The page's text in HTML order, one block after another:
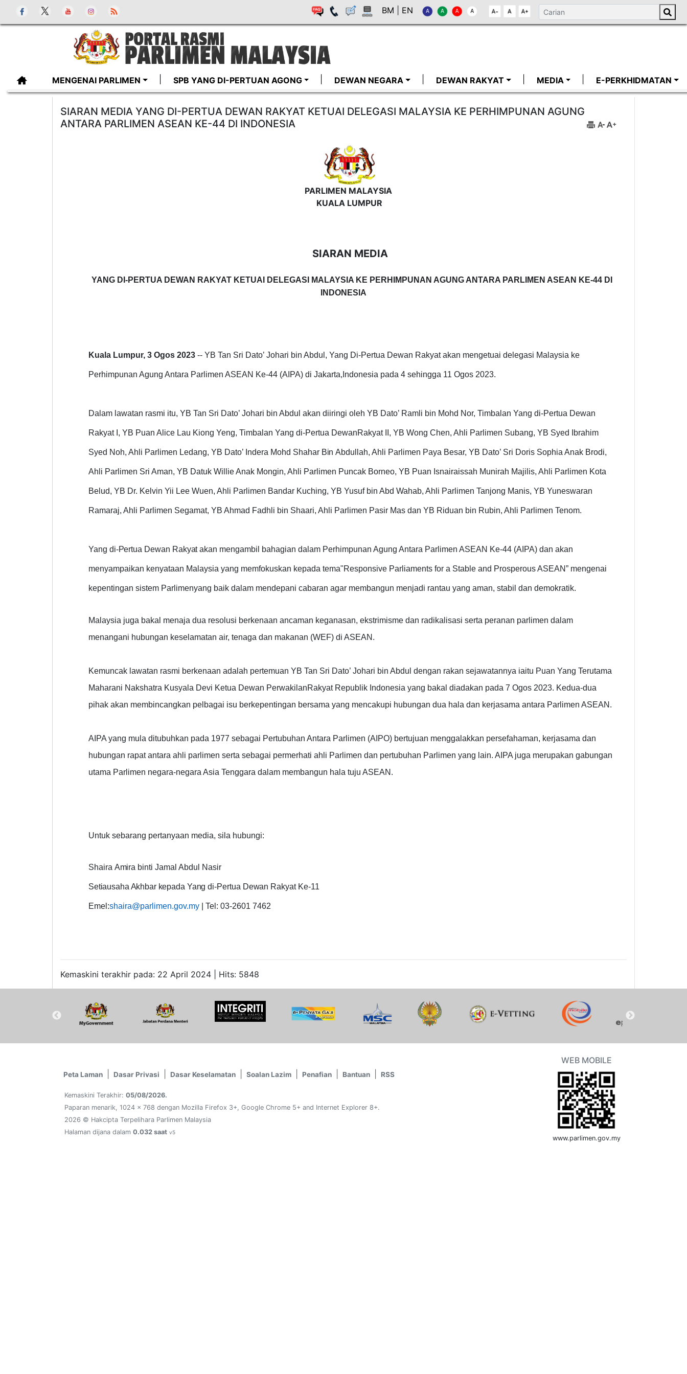
BM EN
MENGENAI PARLIMEN SPB YANG DI-PERTUAN AGONG DEWAN NEGARA DEWAN RAKYAT MEDIA E-PERKHIDMATAN
SIARAN MEDIA YANG DI-PERTUA DEWAN RAKYAT KETUAI DELEGASI MALAYSIA KE PERHIMPUNAN AGUNG
ANTARA PARLIMEN ASEAN KE-44 DI INDONESIA
PARLIMEN MALAYSIA
KUALA LUMPUR
SIARAN MEDIA
YANG DI-PERTUA DEWAN RAKYAT KETUAI DELEGASI MALAYSIA KE PERHIMPUNAN AGUNG ANTARA PARLIMEN ASEAN KE-44 DI
INDONESIA
Kuala Lumpur, 3 Ogos 2023 -- YB Tan Sri Dato’ Johari bin Abdul, Yang Di-Pertua Dewan Rakyat akan mengetuai delegasi Malaysia ke
Perhimpunan Agung Antara Parlimen ASEAN Ke-44 (AIPA) di Jakarta,Indonesia pada 4 sehingga 11 Ogos 2023.
Dalam lawatan rasmi itu, YB Tan Sri Dato’ Johari bin Abdul akan diiringi oleh YB Dato’ Ramli bin Mohd Nor, Timbalan Yang di-Pertua Dewan
Rakyat I, YB Puan Alice Lau Kiong Yeng, Timbalan Yang di-Pertua DewanRakyat II, YB Wong Chen, Ahli Parlimen Subang, YB Syed Ibrahim
Syed Noh, Ahli Parlimen Ledang, YB Dato’ Indera Mohd Shahar Bin Abdullah, Ahli Parlimen Paya Besar, YB Dato’ Sri Doris Sophia Anak Brodi,
Ahli Parlimen Sri Aman, YB Datuk Willie Anak Mongin, Ahli Parlimen Puncak Borneo, YB Puan Isnairaissah Munirah Majilis, Ahli Parlimen Kota
Belud, YB Dr. Kelvin Yii Lee Wuen, Ahli Parlimen Bandar Kuching, YB Yusuf bin Abd Wahab, Ahli Parlimen Tanjong Manis, YB Yuneswaran
Ramaraj, Ahli Parlimen Segamat, YB Ahmad Fadhli bin Shaari, Ahli Parlimen Pasir Mas dan YB Riduan bin Rubin, Ahli Parlimen Tenom.
Yang di-Pertua Dewan Rakyat akan mengambil bahagian dalam Perhimpunan Agung Antara Parlimen ASEAN Ke-44 (AIPA) dan akan
menyampaikan kenyataan Malaysia yang memfokuskan kepada tema"Responsive Parliaments for a Stable and Prosperous ASEAN” mengenai
kepentingan sistem Parlimenyang baik dalam mendepani cabaran agar membangun menjadi rantau yang aman, stabil dan demokratik.
Malaysia juga bakal menaja dua resolusi berkenaan ancaman keganasan, ekstrimisme dan radikalisasi serta peranan parlimen dalam
menangani hubungan keselamatan air, tenaga dan makanan (WEF) di ASEAN.
Kemuncak lawatan rasmi berkenaan adalah pertemuan YB Tan Sri Dato’ Johari bin Abdul dengan rakan sejawatannya iaitu Puan Yang Terutama
Maharani Nakshatra Kusyala Devi Ketua Dewan PerwakilanRakyat Republik Indonesia yang bakal diadakan pada 7 Ogos 2023. Kedua-dua
pihak akan membincangkan pelbagai isu berkepentingan bersama yang mencakupi hubungan dua hala dan kerjasama antara Parlimen ASEAN.
AIPA yang mula ditubuhkan pada 1977 sebagai Pertubuhan Antara Parlimen (AIPO) bertujuan menggalakkan persefahaman, kerjasama dan
hubungan rapat antara ahli parlimen serta sebagai permerhati ahli Parlimen dan pertubuhan Parlimen yang lain. AIPA juga merupakan gabungan
utama Parlimen negara-negara Asia Tenggara dalam membangun hala tuju ASEAN.
Untuk sebarang pertanyaan media, sila hubungi:
Shaira Amira binti Jamal Abdul Nasir
Setiausaha Akhbar kepada Yang di-Pertua Dewan Rakyat Ke-11
Emel:shaira@parlimen.gov.my | Tel: 03-2601 7462
Kemaskini terakhir pada: 22 April 2024 | Hits: 5848
Peta Laman Dasar Privasi Dasar Keselamatan Soalan Lazim Penafian Bantuan RSS
Kemaskini Terakhir: 05/08/2026.
Paparan menarik, 1024 x 768 dengan Mozilla Firefox 3+, Google Chrome 5+ and Internet Explorer 8+.
2026 © Hakcipta Terpelihara Parlimen Malaysia
Halaman dijana dalam 0.032 saat v5
WEB MOBILE
www.parlimen.gov.my